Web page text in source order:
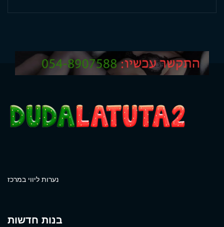
נערות ליווי במרכז
בנות חדשות